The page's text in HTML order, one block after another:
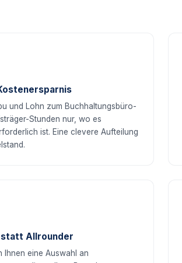
und Lohn zum Buchhaltungsbüro-
Stunden nur, wo es
ist. Eine clevere Aufteilung
Allrounder
Ihnen eine Auswahl an